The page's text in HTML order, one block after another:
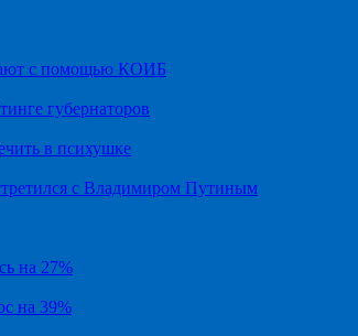
с помощью КОИБ
губернаторов
в психушке
с Владимиром Путиным
на 27%
на 39%